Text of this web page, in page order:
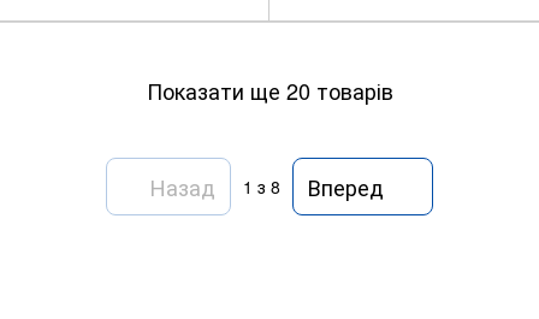
Показати ще 20 товарів
Назад 1 з 8 Вперед